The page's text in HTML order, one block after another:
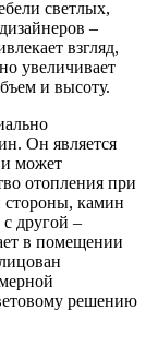
светлых,
–
взгляд,
увеличивает
и высоту.
Он является
может
отопления при
стороны, камин
другой –
в помещении
решению